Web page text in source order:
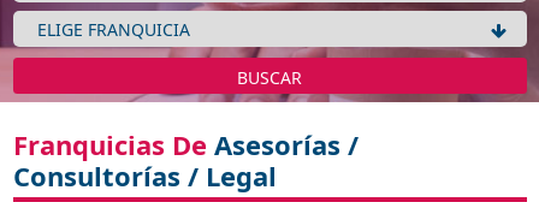
BUSCAR
Franquicias De Asesorías /
Consultorías / Legal